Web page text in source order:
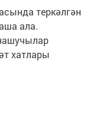
теркәлгән
ала.
хатлары